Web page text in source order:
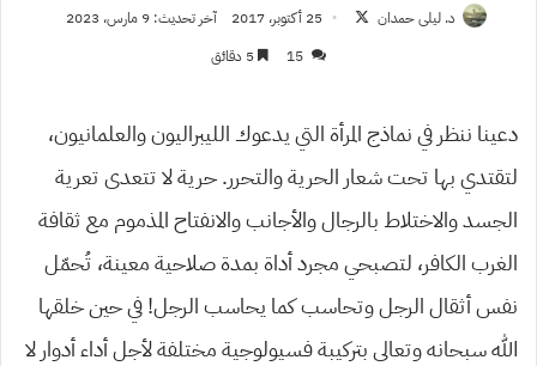
د. ليلى حمدان
تابع
25 أكتوبر، 2017
آخر تحديث: 9 مارس، 2023
15
دعينا ننظر في نماذج المرأة التي يدعوك الليبراليون والعلمانيون،
لتقتدي بها تحت شعار الحرية والتحرر. حرية لا تتعدى تعرية
الجسد والاختلاط بالرجال والأجانب والانفتاح المذموم مع ثقافة
الغرب الكافر، لتصبحي مجرد أداة بمدة صلاحية معينة، تُحمّل
نفس أثقال الرجل وتحاسب كما يحاسب الرجل! في حين خلقها
الله سبحانه وتعالى بتركيبة فسيولوجية مختلفة لأجل أداء أدوار لا